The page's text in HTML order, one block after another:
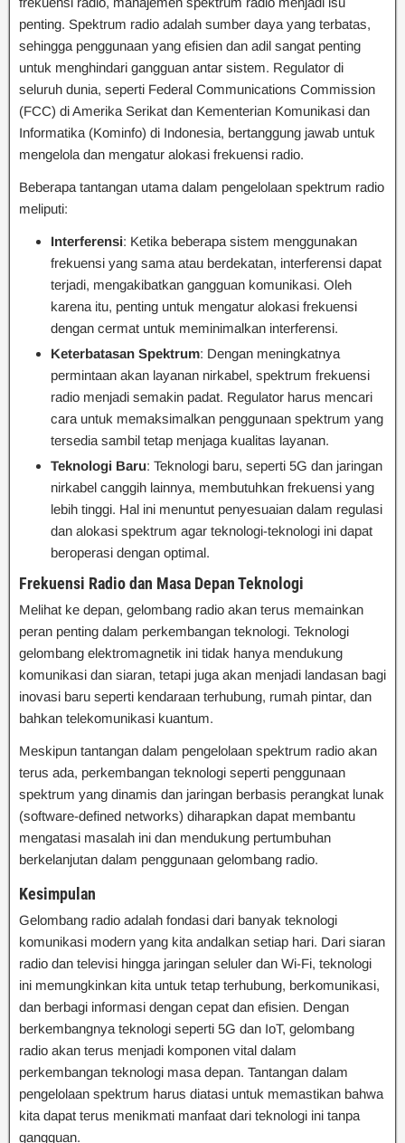
penting. Spektrum radio adalah sumber daya yang terbatas,
sehingga penggunaan yang efisien dan adil sangat penting
untuk menghindari gangguan antar sistem. Regulator di
seluruh dunia, seperti Federal Communications Commission
(FCC) di Amerika Serikat dan Kementerian Komunikasi dan
Informatika (Kominfo) di Indonesia, bertanggung jawab untuk
mengelola dan mengatur alokasi frekuensi radio.
Beberapa tantangan utama dalam pengelolaan spektrum radio
meliputi:
Interferensi: Ketika beberapa sistem menggunakan
frekuensi yang sama atau berdekatan, interferensi dapat
terjadi, mengakibatkan gangguan komunikasi. Oleh
karena itu, penting untuk mengatur alokasi frekuensi
dengan cermat untuk meminimalkan interferensi.
Keterbatasan Spektrum: Dengan meningkatnya
permintaan akan layanan nirkabel, spektrum frekuensi
radio menjadi semakin padat. Regulator harus mencari
cara untuk memaksimalkan penggunaan spektrum yang
tersedia sambil tetap menjaga kualitas layanan.
Teknologi Baru: Teknologi baru, seperti 5G dan jaringan
nirkabel canggih lainnya, membutuhkan frekuensi yang
lebih tinggi. Hal ini menuntut penyesuaian dalam regulasi
dan alokasi spektrum agar teknologi-teknologi ini dapat
beroperasi dengan optimal.
Frekuensi Radio dan Masa Depan Teknologi
Melihat ke depan, gelombang radio akan terus memainkan
peran penting dalam perkembangan teknologi. Teknologi
gelombang elektromagnetik ini tidak hanya mendukung
komunikasi dan siaran, tetapi juga akan menjadi landasan bagi
inovasi baru seperti kendaraan terhubung, rumah pintar, dan
bahkan telekomunikasi kuantum.
Meskipun tantangan dalam pengelolaan spektrum radio akan
terus ada, perkembangan teknologi seperti penggunaan
spektrum yang dinamis dan jaringan berbasis perangkat lunak
(software-defined networks) diharapkan dapat membantu
mengatasi masalah ini dan mendukung pertumbuhan
berkelanjutan dalam penggunaan gelombang radio.
Kesimpulan
Gelombang radio adalah fondasi dari banyak teknologi
komunikasi modern yang kita andalkan setiap hari. Dari siaran
radio dan televisi hingga jaringan seluler dan Wi-Fi, teknologi
ini memungkinkan kita untuk tetap terhubung, berkomunikasi,
dan berbagi informasi dengan cepat dan efisien. Dengan
berkembangnya teknologi seperti 5G dan IoT, gelombang
radio akan terus menjadi komponen vital dalam
perkembangan teknologi masa depan. Tantangan dalam
pengelolaan spektrum harus diatasi untuk memastikan bahwa
kita dapat terus menikmati manfaat dari teknologi ini tanpa
gangguan.